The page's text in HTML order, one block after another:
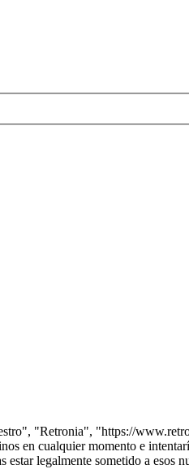
"Retronia", "https://
en cualquier momento e
legalmente sometido a esos